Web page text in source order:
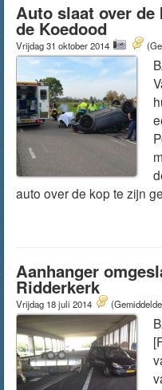
Auto slaat over de
de Koedood
Vrijdag 31 oktober 2014
auto over de kop te zijn
Aanhanger
Ridderkerk
Vrijdag 18 juli 2014